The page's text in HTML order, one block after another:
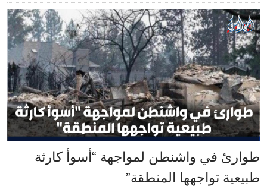
طوارئ في واشنطن لمواجهة “أسوأ كارثة
طبيعية تواجهها المنطقة”